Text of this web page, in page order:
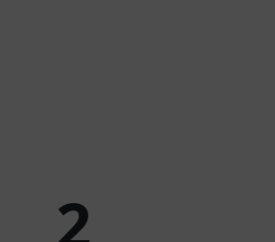
2